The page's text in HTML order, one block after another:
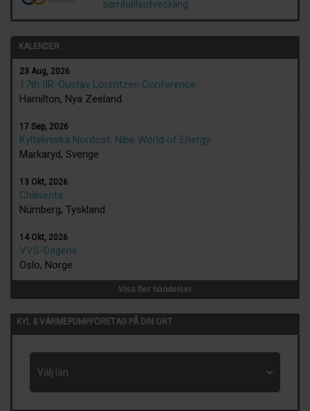
samhällsutveckling
KALENDER
23 Aug, 2026
17th IIR-Gustav Lorentzen Conference
Hamilton, Nya Zeeland
17 Sep, 2026
Kyltekniska Nordost: Nibe World of Energy
Markaryd, Sverige
13 Okt, 2026
Chillventa
Nürnberg, Tyskland
14 Okt, 2026
VVS-Dagene
Oslo, Norge
Visa fler händelser
KYL & VÄRMEPUMPFÖRETAG PÅ DIN ORT